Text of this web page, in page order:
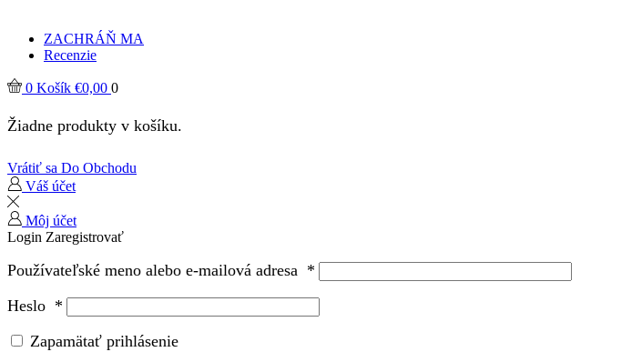
ZACHRÁŇ MA
Recenzie
0 Košík €0,00 0
Žiadne produkty v košíku.
Vrátiť sa Do Obchodu
Váš účet
Môj účet
Login Zaregistrovať
Používateľské meno alebo e-mailová adresa *
Heslo *
Zapamätať prihlásenie